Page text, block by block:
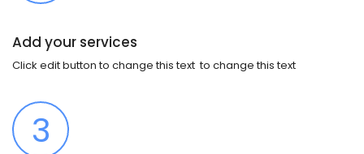
Add your services
Click edit button to change this text to change this text
3